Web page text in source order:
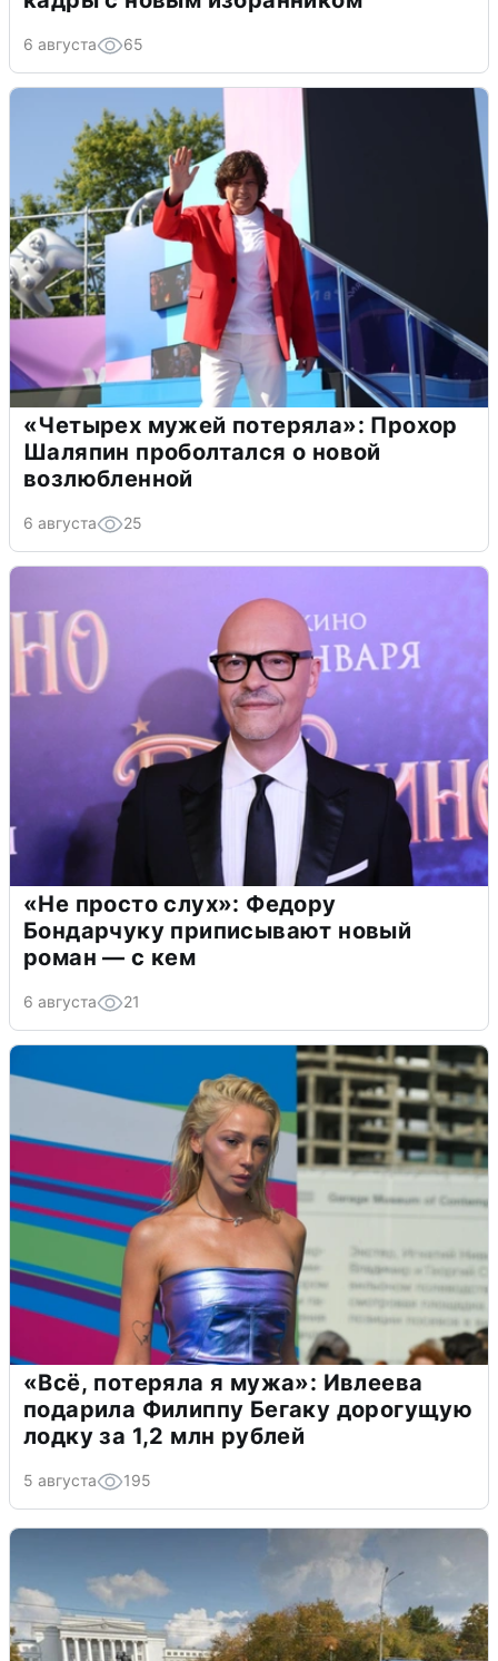
6 августа 65
«Четырех мужей потеряла»: Прохор
Шаляпин проболтался о новой
возлюбленной
6 августа 25
«Не просто слух»: Федору
Бондарчуку приписывают новый
роман — с кем
6 августа 21
«Всё, потеряла я мужа»: Ивлеева
подарила Филиппу Бегаку дорогущую
лодку за 1,2 млн рублей
5 августа 195